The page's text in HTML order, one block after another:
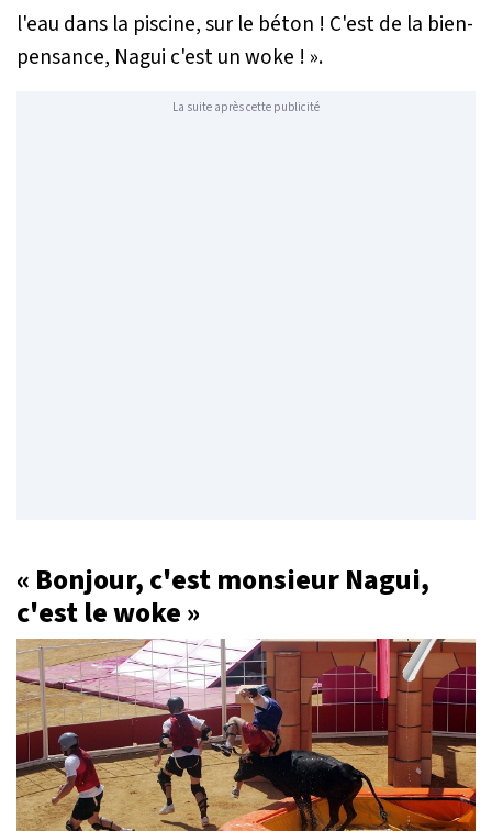
l'eau dans la piscine, sur le béton ! C'est de la bien-
pensance, Nagui c'est un woke ! ».
La suite après cette publicité
« Bonjour, c'est monsieur Nagui,
c'est le woke »